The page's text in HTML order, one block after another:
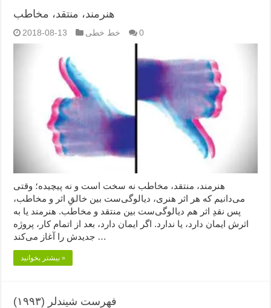
هنرمند، منتقد، مخاطب
2018-08-13 خط خطی 0
هنرمند، منتقد، مخاطب نه سخت است و نه پیچیده؛ وقتی
می‌دانیم که هر اثر هنری، دیالوگی‌ست بین خالقِ اثر و مخاطب،
پس نقدِ اثر هم دیالوگی‌ست بین منتقد و مخاطب. هنرمند یا به
اثرش ایمان دارد، یا ندارد. اگر ایمان دارد، بعد از اتمام کار، پروژه
جدیدش را آغاز می‌کند …
بیشتر بخوانید »
فهرست شیندلر (۱۹۹۳)